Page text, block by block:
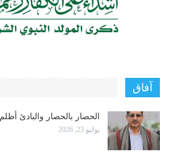
آفاق
الحصار بالحصار والبادئ أظلم
يوليو 23, 2026